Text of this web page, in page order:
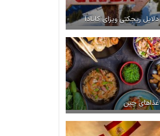
دلایل ریجکتی ویزای کانادا
غذاهای چین